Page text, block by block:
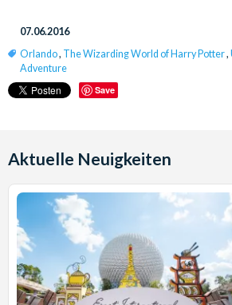
07.06.2016
Orlando, The Wizarding World of Harry Potter,
Adventure
Save
Aktuelle Neuigkeiten